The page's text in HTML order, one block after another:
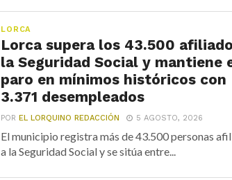
LORCA
Lorca supera los 43.500
la Seguridad Social y mantiene
paro en mínimos históricos con
3.371 desempleados
POREL LORQUINO REDACCIÓN 5 AGOSTO, 2026
El municipio registra más de 43.500 personas
a la Seguridad Social y se sitúa entre...